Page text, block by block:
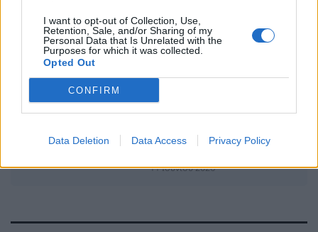
I want to opt-out of Collection, Use,
Retention, Sale, and/or Sharing of my
Personal Data that Is Unrelated with the
Purposes for which it was collected.
Opted Out
CONFIRM
Data Deletion Data Access Privacy Policy
για τον μετασχηματισμό της Ακρινής
Κοζάνης σε Πρότυπο Πράσινο
Οικισμό
πρωταγωνιστές η ενεργειακή
11 Ιουνίου 2026